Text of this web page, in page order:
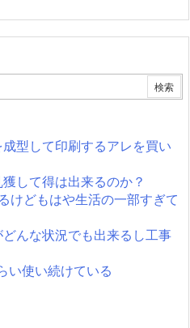
型して印刷するアレを買い
して得は出来るのか？
けどもはや生活の一部すぎて
んな状況でも出来るし工事
い使い続けている